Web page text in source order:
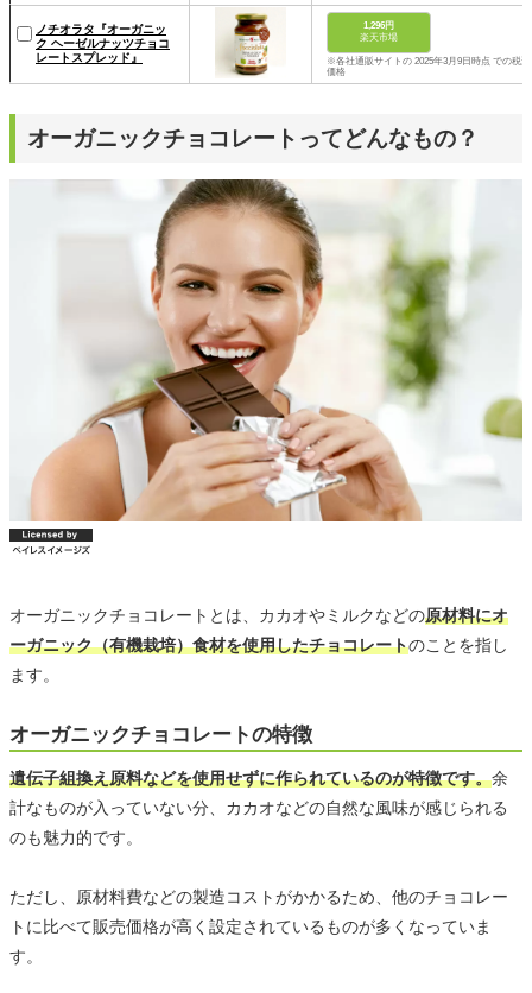
ノチオラタ『オーガニッ
ク ヘーゼルナッツチョコ
レートスプレッド』
1,296円
楽天市場
※各社通販サイトの 2025年3月9日時点 での税込
価格
オーガニックチョコレートってどんなもの？
オーガニックチョコレートとは、カカオやミルクなどの原材料にオ
ーガニック（有機栽培）食材を使用したチョコレートのことを指し
ます。
オーガニックチョコレートの特徴
遺伝子組換え原料などを使用せずに作られているのが特徴です。余
計なものが入っていない分、カカオなどの自然な風味が感じられる
のも魅力的です。
ただし、原材料費などの製造コストがかかるため、他のチョコレー
トに比べて販売価格が高く設定されているものが多くなっていま
す。